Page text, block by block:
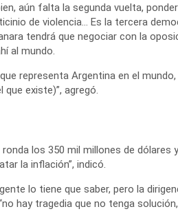
aún falta la segunda vuelta,
de violencia… Es la tercera
tendrá que negociar con la
al mundo.
representa Argentina en el mundo,
que existe)”, agregó.
los 350 mil millones de dólares
la inflación”, indicó.
lo tiene que saber, pero la
hay tragedia que no tenga